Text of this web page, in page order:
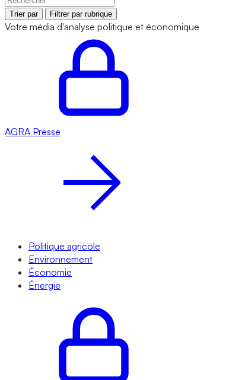
Trier par Filtrer par rubrique
Votre média d'analyse politique et économique
AGRA Presse
Politique agricole
Environnement
Économie
Énergie